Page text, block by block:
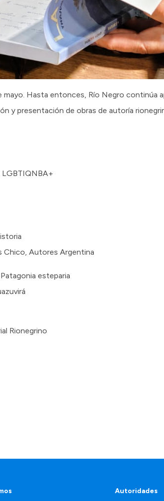
mayo. Hasta entonces, Río Negro
y presentación de obras de autoría
Chico, Autores Argentina
esteparia
Rionegrino
Autoridades